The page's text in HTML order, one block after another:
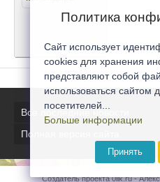
Все последние новости
Полная версия сайта
Создатель проекта 0lik.ru -
Политика
Сайт использует
cookies для хранения
представляют собой
использоваться сайтом
посетителей...
Больше информации
Принять